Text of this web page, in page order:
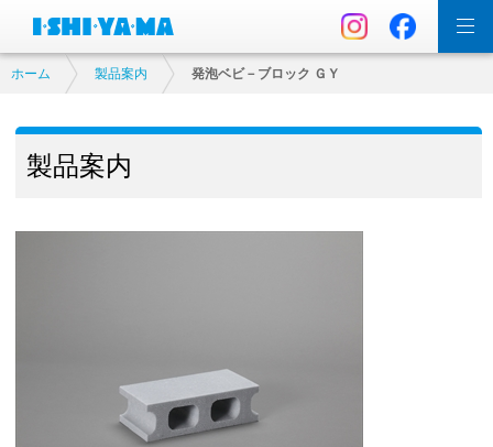
ホーム 製品案内 発泡ベビ－ブロック ＧＹ
製品案内